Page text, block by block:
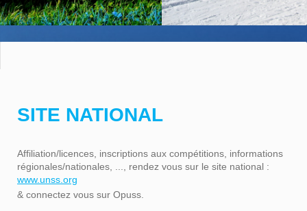
SITE NATIONAL
Affiliation/licences, inscriptions aux compétitions, informations
régionales/nationales, ..., rendez vous sur le site national :
www.unss.org
& connectez vous sur Opuss.